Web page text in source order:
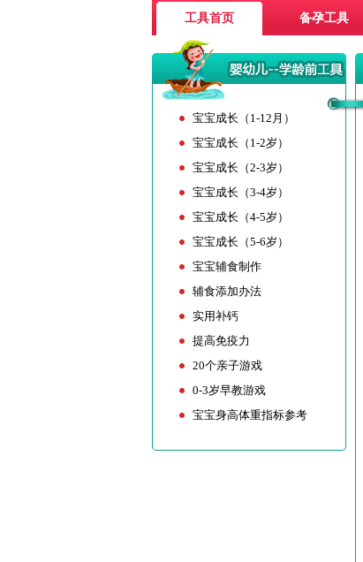
工具首页 备孕工具
宝宝成长（1-12月）
宝宝成长（1-2岁）
宝宝成长（2-3岁）
宝宝成长（3-4岁）
宝宝成长（4-5岁）
宝宝成长（5-6岁）
宝宝辅食制作
辅食添加办法
实用补钙
提高免疫力
20个亲子游戏
0-3岁早教游戏
宝宝身高体重指标参考